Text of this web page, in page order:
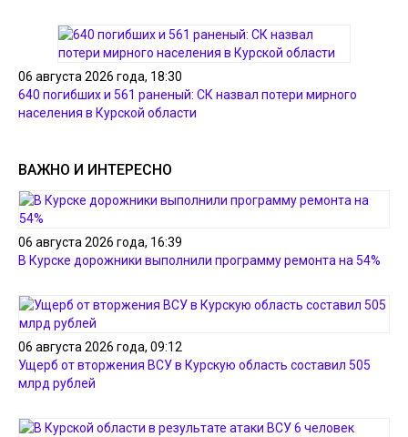
06 августа 2026 года, 18:30
640 погибших и 561 раненый: СК назвал потери мирного
населения в Курской области
ВАЖНО И ИНТЕРЕСНО
06 августа 2026 года, 16:39
В Курске дорожники выполнили программу ремонта на 54%
06 августа 2026 года, 09:12
Ущерб от вторжения ВСУ в Курскую область составил 505
млрд рублей